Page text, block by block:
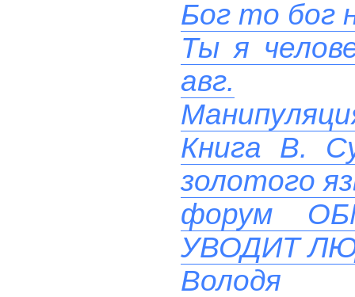
Бог то бог
Ты я
авг.
Книга В.
золотого
форум
УВОДИТ
Володя